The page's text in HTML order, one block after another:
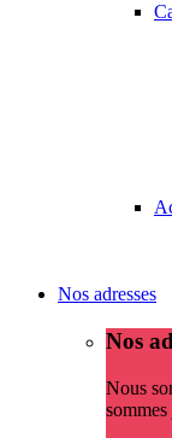
Nos adresses
Nos
Nous